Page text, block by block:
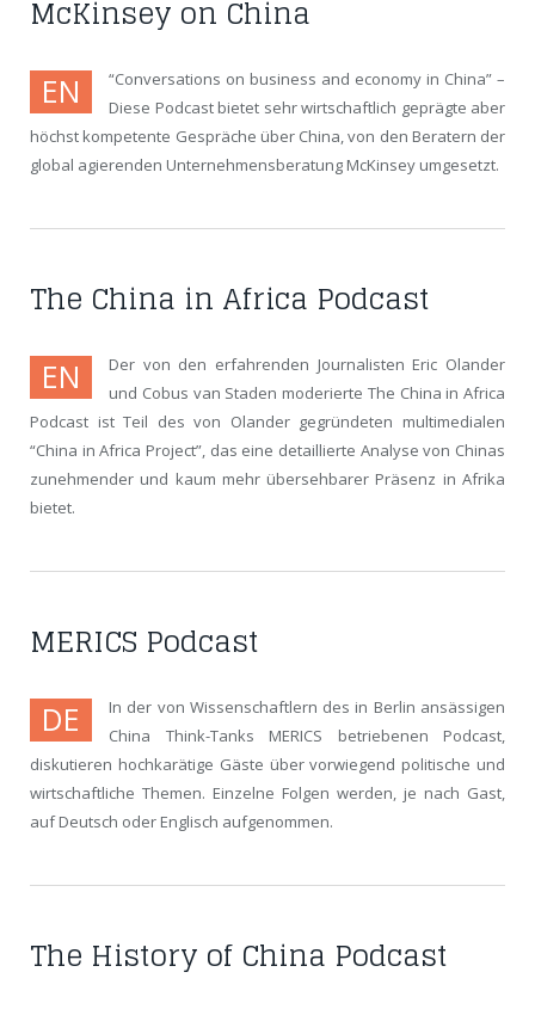
McKinsey on China
EN
“Conversations on business and economy in China” –
Diese Podcast bietet sehr wirtschaftlich geprägte aber
höchst kompetente Gespräche über China, von den Beratern der
global agierenden Unternehmensberatung McKinsey umgesetzt.
The China in Africa Podcast
EN
Der von den erfahrenden Journalisten Eric Olander
und Cobus van Staden moderierte The China in Africa
Podcast ist Teil des von Olander gegründeten multimedialen
“China in Africa Project”, das eine detaillierte Analyse von Chinas
zunehmender und kaum mehr übersehbarer Präsenz in Afrika
bietet.
MERICS Podcast
DE
In der von Wissenschaftlern des in Berlin ansässigen
China Think-Tanks MERICS betriebenen Podcast,
diskutieren hochkarätige Gäste über vorwiegend politische und
wirtschaftliche Themen. Einzelne Folgen werden, je nach Gast,
auf Deutsch oder Englisch aufgenommen.
The History of China Podcast